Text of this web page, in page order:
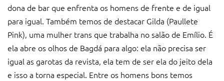
dona de bar que enfrenta os homens de frente e de igual
para igual. Também temos de destacar Gilda (Paullete
Pink), uma mulher trans que trabalha no salão de Emílio. É
ela abre os olhos de Bagdá para algo: ela não precisa ser
igual as garotas da revista, ela tem de ser ela do jeito dela
e isso a torna especial. Entre os homens bons temos